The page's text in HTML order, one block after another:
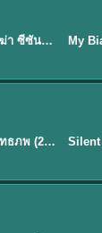
EP.16ดูซีรี่ย์ A Shop for Killers 2 ร้านลับนักฆ่า ซีซัน 2 (2026) ซับไทย-พากย์ไทย
Zhan Zhao Adventures จั่นเจาตะลุยยุทธภพ (2026) พากย์ไทย ซับไทย EP.1-37 (จบ) ★9.5